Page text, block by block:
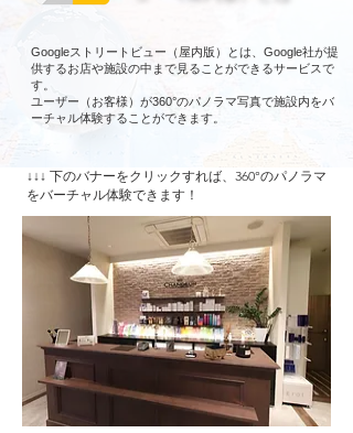
Googleストリートビュー（屋内版）とは、Google社が提
供するお店や施設の中まで見ることができるサービスで
す。
ユーザー（お客様）が360°のパノラマ写真で施設内をバ
ーチャル体験することができます。
↓↓↓ 下のバナーをクリックすれば、360°のパノラマ
をバーチャル体験できます！